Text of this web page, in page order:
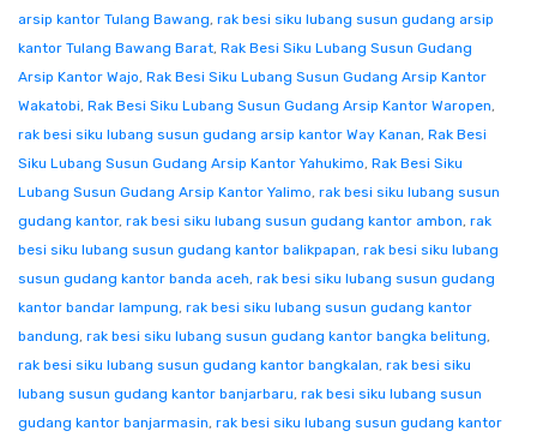
arsip kantor Tulang Bawang, rak besi siku lubang susun gudang arsip
kantor Tulang Bawang Barat, Rak Besi Siku Lubang Susun Gudang
Arsip Kantor Wajo, Rak Besi Siku Lubang Susun Gudang Arsip Kantor
Wakatobi, Rak Besi Siku Lubang Susun Gudang Arsip Kantor Waropen,
rak besi siku lubang susun gudang arsip kantor Way Kanan, Rak Besi
Siku Lubang Susun Gudang Arsip Kantor Yahukimo, Rak Besi Siku
Lubang Susun Gudang Arsip Kantor Yalimo, rak besi siku lubang susun
gudang kantor, rak besi siku lubang susun gudang kantor ambon, rak
besi siku lubang susun gudang kantor balikpapan, rak besi siku lubang
susun gudang kantor banda aceh, rak besi siku lubang susun gudang
kantor bandar lampung, rak besi siku lubang susun gudang kantor
bandung, rak besi siku lubang susun gudang kantor bangka belitung,
rak besi siku lubang susun gudang kantor bangkalan, rak besi siku
lubang susun gudang kantor banjarbaru, rak besi siku lubang susun
gudang kantor banjarmasin, rak besi siku lubang susun gudang kantor